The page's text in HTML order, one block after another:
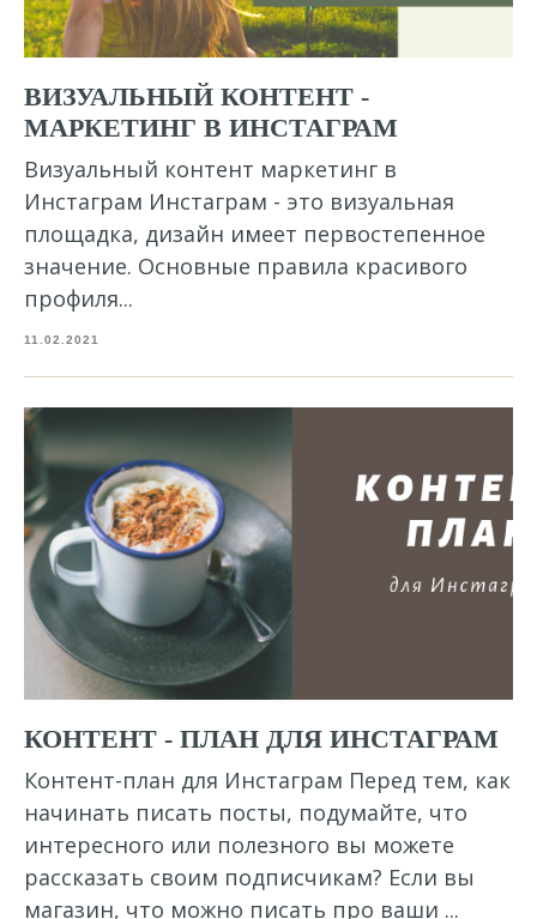
ВИЗУАЛЬНЫЙ КОНТЕНТ -
МАРКЕТИНГ В ИНСТАГРАМ
Визуальный контент маркетинг в
Инстаграм Инстаграм - это визуальная
площадка, дизайн имеет первостепенное
значение. Основные правила красивого
профиля...
11.02.2021
КОНТЕНТ - ПЛАН ДЛЯ ИНСТАГРАМ
Контент-план для Инстаграм Перед тем, как
начинать писать посты, подумайте, что
интересного или полезного вы можете
рассказать своим подписчикам? Если вы
магазин, что можно писать про ваши ...